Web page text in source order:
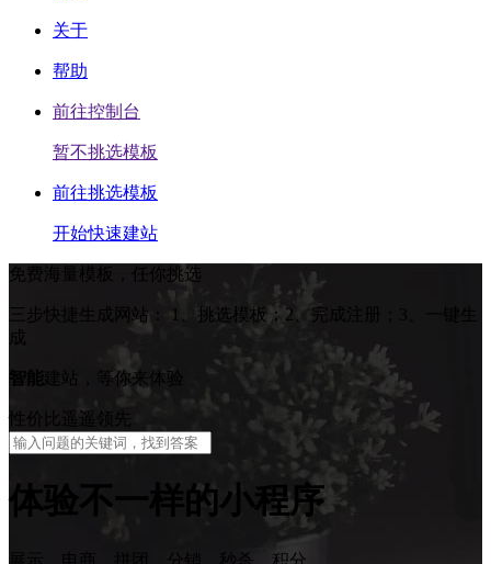
关于
帮助
前往控制台
暂不挑选模板
前往挑选模板
开始快速建站
免费海量模板，任你挑选
三步快捷生成网站：
1、挑选模板；2、完成注册；3、一键生
成
智能 建站，等你来体验
性价比遥遥领先
体验 不一样 的小程序
展示、电商、拼团、分销、秒杀、积分